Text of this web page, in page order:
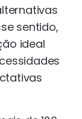
sentido,
ideal